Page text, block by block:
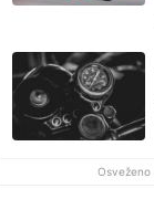
Osveženo